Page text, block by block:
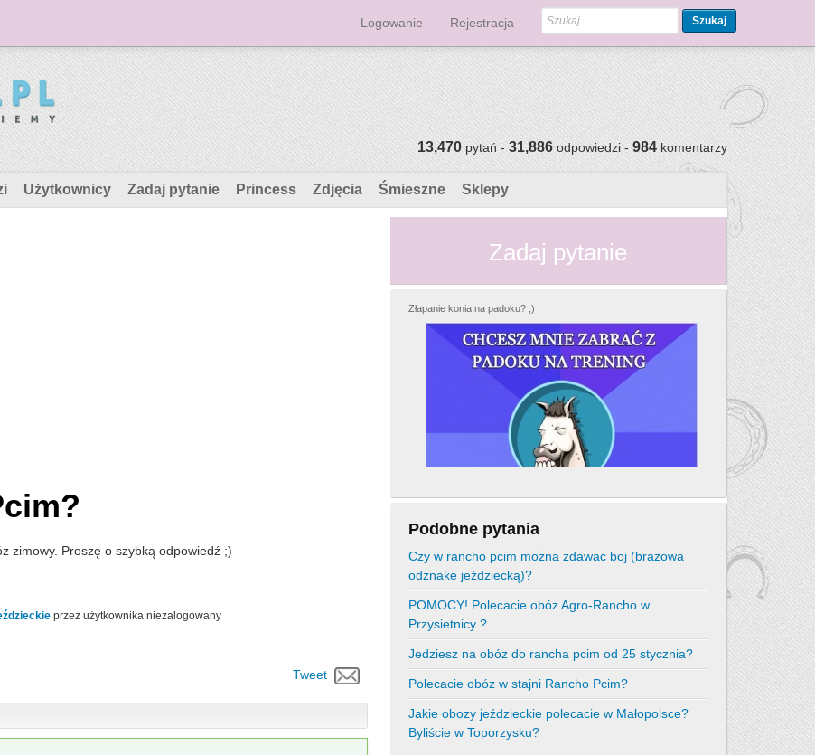
Logowanie Rejestracja Szukaj
13,470pytań -31,886odpowiedzi -984komentarzy
Użytkownicy Zadaj pytanie Princess Zdjęcia Śmieszne Sklepy
zimowy. Proszę o szybką odpowiedź ;)
przez użytkownika niezalogowany
Tweet
Zadaj pytanie
Złapanie konia na padoku? ;)
Podobne pytania
Czy w rancho pcim można zdawac boj (brazowa
odznake jeździecką)?
POMOCY! Polecacie obóz Agro-Rancho w
Przysietnicy ?
Jedziesz na obóz do rancha pcim od 25 stycznia?
Polecacie obóz w stajni Rancho Pcim?
Jakie obozy jeździeckie polecacie w Małopolsce?
Byliście w Toporzysku?